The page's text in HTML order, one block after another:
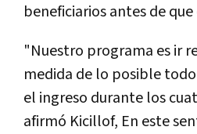
beneficiarios antes de
"Nuestro programa es ir
medida de lo posible
el ingreso durante los
afirmó Kicillof, En este